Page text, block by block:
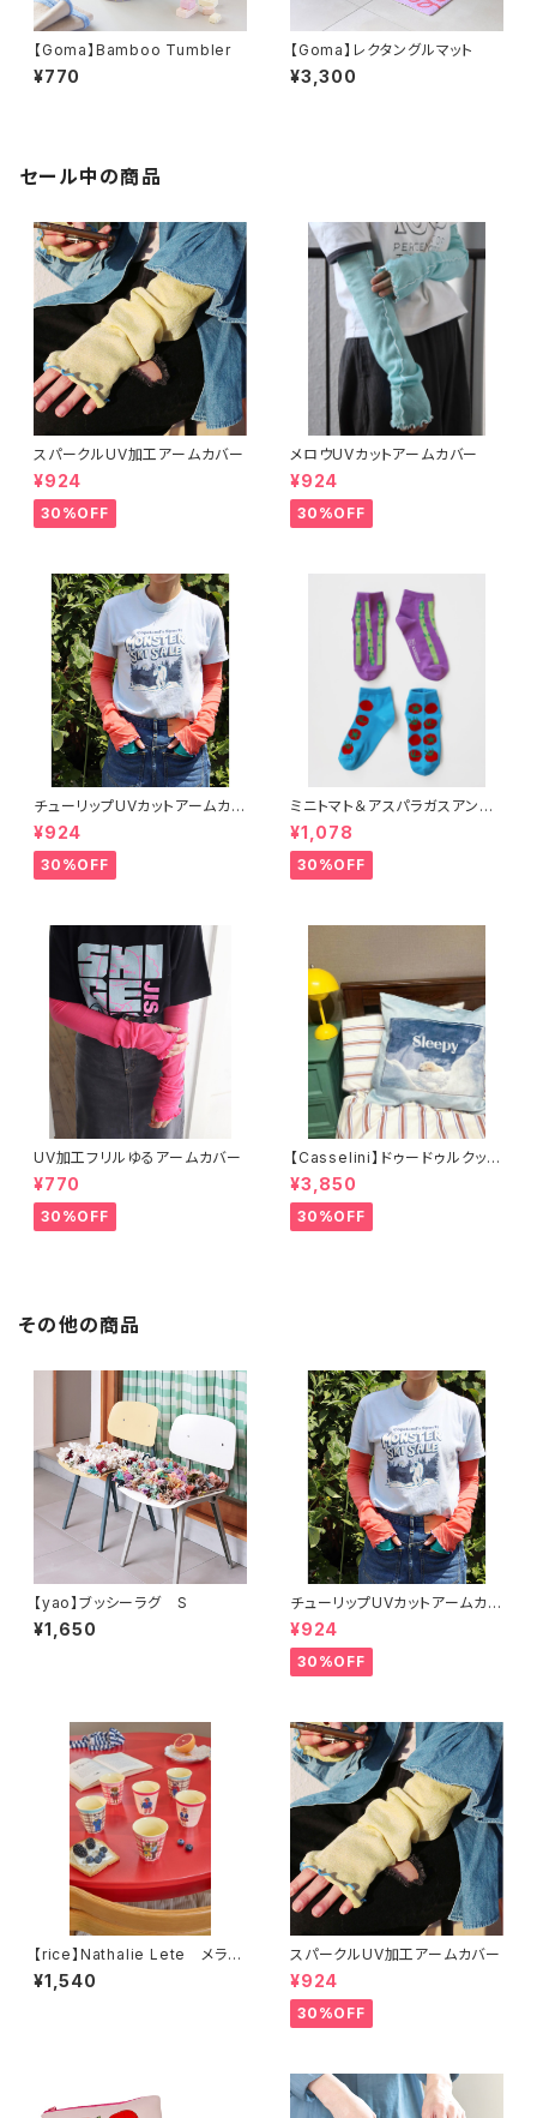
【Goma】Bamboo Tumbler
¥770
【Goma】レクタングルマット
¥3,300
セール中の商品
スパークルUV加工アームカバー
¥924
30%OFF
メロウUVカットアームカバー
¥924
30%OFF
チューリップUVカットアームカバ
ー
¥924
30%OFF
ミニトマト＆アスパラガスアンク
ルソックス 2P
¥1,078
30%OFF
UV加工フリルゆるアームカバー
¥770
30%OFF
【Casselini】ドゥードゥルクッシ
ョンカバー
¥3,850
30%OFF
その他の商品
【yao】ブッシーラグ S
¥1,650
チューリップUVカットアームカバ
ー
¥924
30%OFF
【rice】Nathalie Lete メラミ
ンカップS
¥1,540
スパークルUV加工アームカバー
¥924
30%OFF